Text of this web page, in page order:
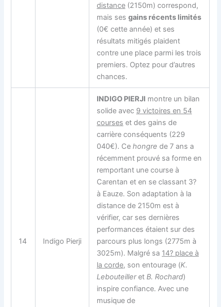
distance (2150m) correspond,
mais sesgains récents limités
(0€ cette année) et ses
résultats mitigés plaident
contre une place parmi les trois
premiers. Optez pour d’autres
chances.
14 Indigo Pierji
INDIGO PIERJI montre un bilan
solide avec 9 victoires en 54
courses et des gains de
carrière conséquents (229
040€). Cehongre de 7 ans a
récemment prouvé sa forme en
remportant une course à
Carentan et en se classant 3?
à Eauze. Son adaptation à la
distance de 2150m est à
vérifier, car ses dernières
performances étaient sur des
parcours plus longs (2775m à
3025m). Malgré sa 14? place à
la corde, son entourage (K.
Lebouteilleret B. Rochard)
inspire confiance. Avec une
musique de